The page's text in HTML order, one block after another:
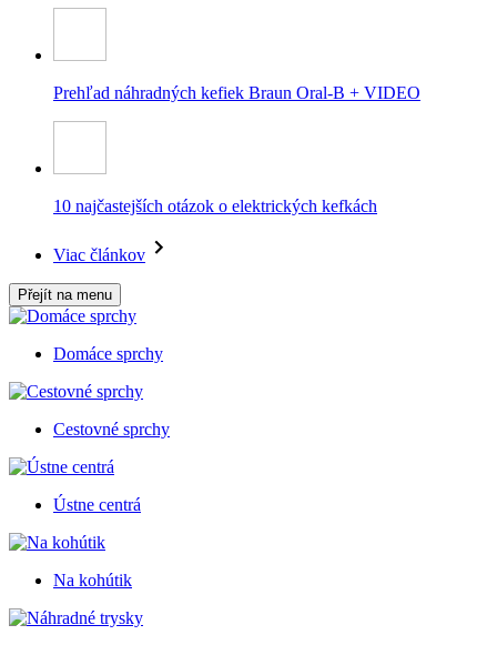
Prehľad náhradných kefiek Braun Oral-B + VIDEO
10 najčastejších otázok o elektrických kefkách
Viac článkov
Přejít na menu
Domáce sprchy
Cestovné sprchy
Ústne centrá
Na kohútik